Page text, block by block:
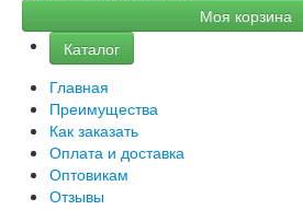
Моя корзина
Каталог
Главная
Преимущества
Как заказать
Оплата и доставка
Оптовикам
Отзывы